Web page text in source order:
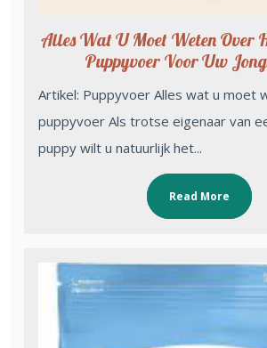
Alles Wat U Moet Weten Over
Puppyvoer Voor Uw
Artikel: Puppyvoer Alles wat u moet
puppyvoer Als trotse eigenaar van
puppy wilt u natuurlijk het...
Read More